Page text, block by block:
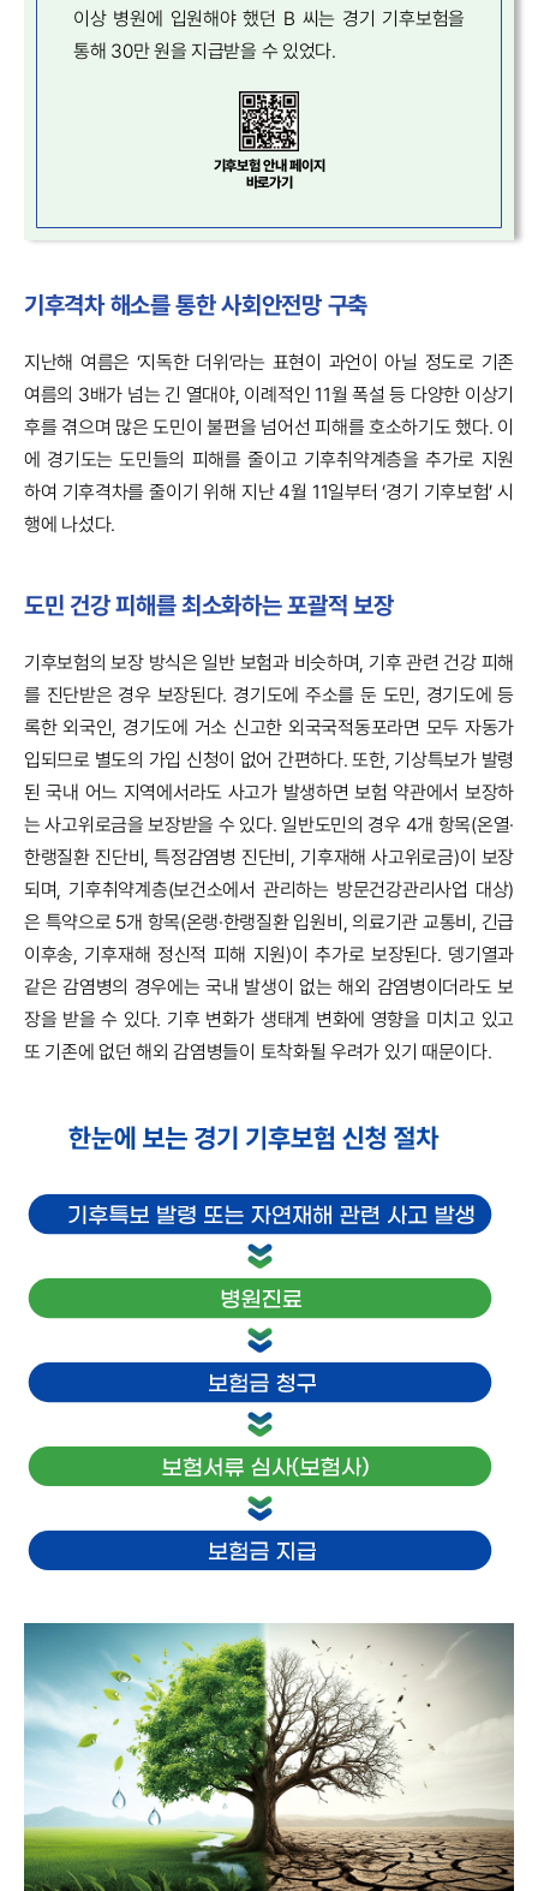
이상 병원에 입원해야 했던 B 씨는 경기 기후보험을
통해 30만 원을 지급받을 수 있었다.
기후보험 안내 페이지
바로가기
기후격차 해소를 통한 사회안전망 구축
지난해 여름은 ‘지독한 더위’라는 표현이 과언이 아닐 정도로 기존
여름의 3배가 넘는 긴 열대야, 이례적인 11월 폭설 등 다양한 이상기
후를 겪으며 많은 도민이 불편을 넘어선 피해를 호소하기도 했다. 이
에 경기도는 도민들의 피해를 줄이고 기후취약계층을 추가로 지원
하여 기후격차를 줄이기 위해 지난 4월 11일부터 ‘경기 기후보험’ 시
행에 나섰다.
도민 건강 피해를 최소화하는 포괄적 보장
기후보험의 보장 방식은 일반 보험과 비슷하며, 기후 관련 건강 피해
를 진단받은 경우 보장된다. 경기도에 주소를 둔 도민, 경기도에 등
록한 외국인, 경기도에 거소 신고한 외국국적동포라면 모두 자동가
입되므로 별도의 가입 신청이 없어 간편하다. 또한, 기상특보가 발령
된 국내 어느 지역에서라도 사고가 발생하면 보험 약관에서 보장하
는 사고위로금을 보장받을 수 있다. 일반도민의 경우 4개 항목(온열·
한랭질환 진단비, 특정감염병 진단비, 기후재해 사고위로금)이 보장
되며, 기후취약계층(보건소에서 관리하는 방문건강관리사업 대상)
은 특약으로 5개 항목(온랭·한랭질환 입원비, 의료기관 교통비, 긴급
이후송, 기후재해 정신적 피해 지원)이 추가로 보장된다. 뎅기열과
같은 감염병의 경우에는 국내 발생이 없는 해외 감염병이더라도 보
장을 받을 수 있다. 기후 변화가 생태계 변화에 영향을 미치고 있고
또 기존에 없던 해외 감염병들이 토착화될 우려가 있기 때문이다.